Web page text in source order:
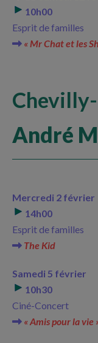
10h00
Esprit de familles
« Mr Chat et les
André
Mercredi 2 février
14h00
Esprit de familles
The Kid
Samedi 5 février
10h30
Ciné-Concert
« Amis pour la vie